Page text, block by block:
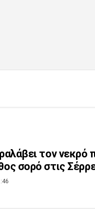
τον νεκρό
σορό στις